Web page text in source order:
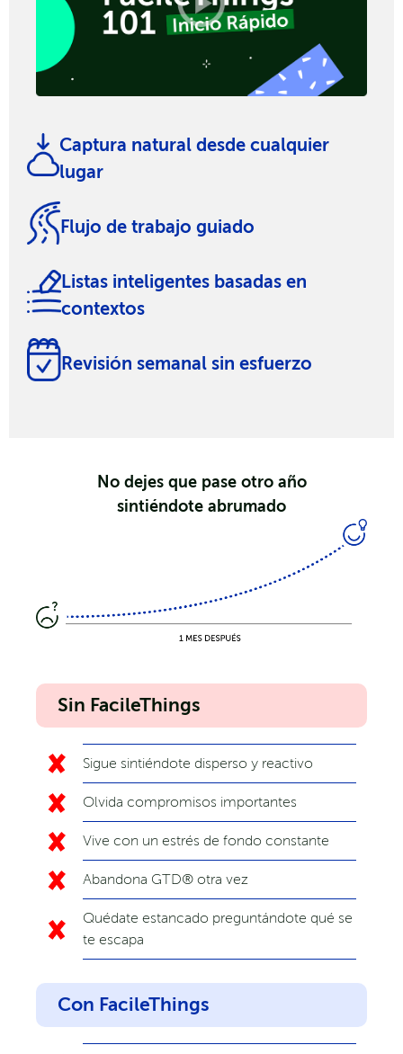
Captura natural desde cualquier
lugar
Flujo de trabajo guiado
Listas inteligentes basadas en
contextos
Revisión semanal sin esfuerzo
No dejes que pase otro año
sintiéndote abrumado
Sin FacileThings
Sigue sintiéndote disperso y reactivo
Olvida compromisos importantes
Vive con un estrés de fondo constante
Abandona GTD® otra vez
Quédate estancado preguntándote qué se
te escapa
Con FacileThings